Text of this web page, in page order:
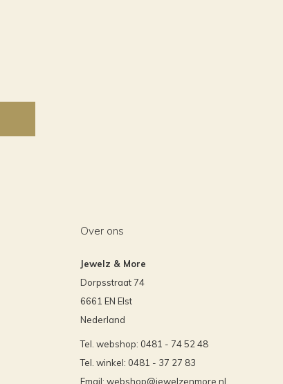
Over ons
Jewelz & More
Dorpsstraat 74
6661 EN Elst
Nederland
Tel. webshop: 0481 - 74 52 48
Tel. winkel: 0481 - 37 27 83
Email: webshop@jewelzenmore.nl